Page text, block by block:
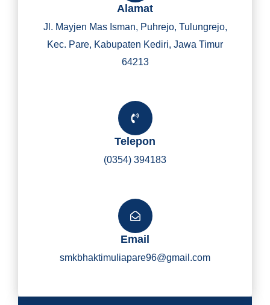
Y
I
Alamat
Jl. Mayjen Mas Isman, Puhrejo, Tulungrejo,
Kec. Pare, Kabupaten Kediri, Jawa Timur
64213
Telepon
(0354) 394183
Email
smkbhaktimuliapare96@gmail.com